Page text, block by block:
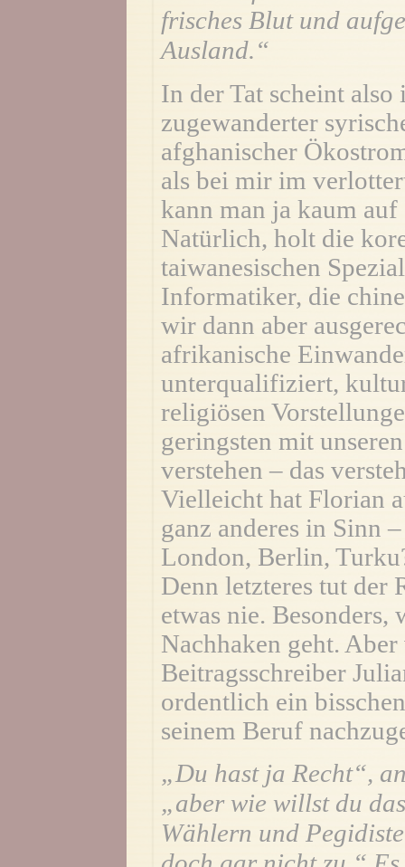
frisches Blut und
Ausland.“
In der Tat scheint also
zugewanderter
afghanischer
als bei mir im
kann man ja kaum
Natürlich, holt die
taiwanesischen
Informatiker, die
wir dann aber
afrikanische
unterqualifiziert,
religiösen
geringsten mit
verstehen – das
Vielleicht hat Florian
ganz anderes in Sinn
London, Berlin,
Denn letzteres tut der
etwas nie. Besonders,
Nachhaken geht.
Beitragsschreiber
ordentlich ein
seinem Beruf
„Du hast ja Recht“,
„aber wie willst du
Wählern und